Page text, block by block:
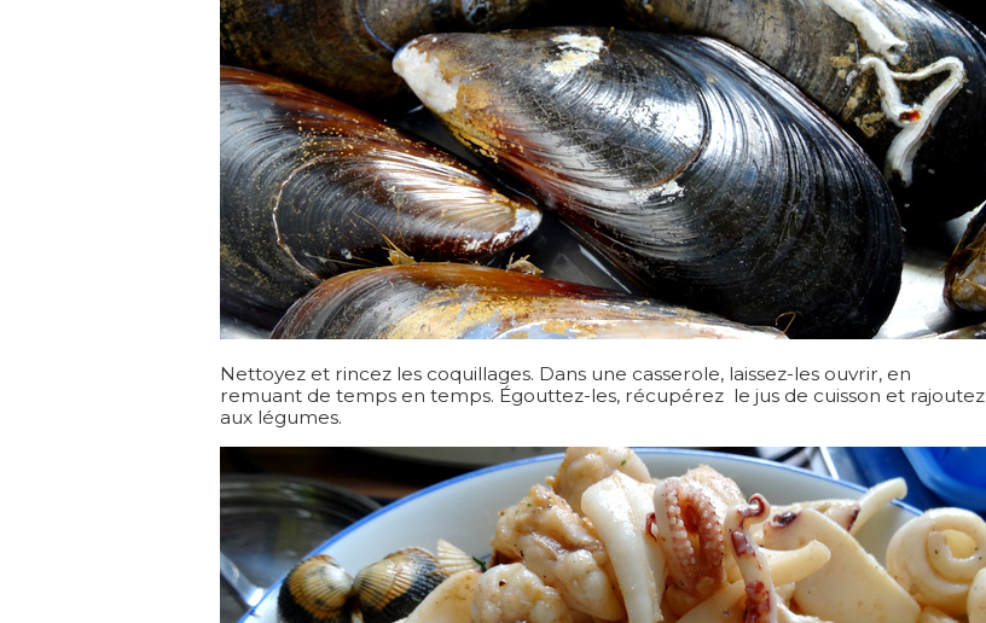
Nettoyez et rincez les coquillages. Dans une casserole, laissez-les ouvrir, en
remuant de temps en temps. Égouttez-les, récupérez le jus de cuisson et rajoutez
aux légumes.